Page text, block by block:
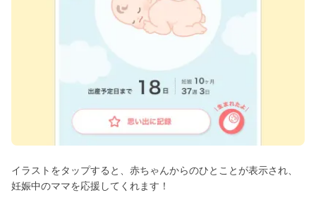
イラストをタップすると、赤ちゃんからのひとことが表示され、
妊娠中のママを応援してくれます！